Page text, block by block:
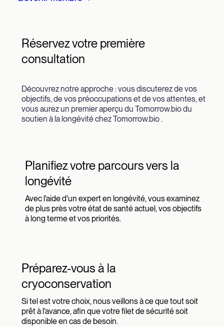
Réservez votre première
consultation
Découvrez notre approche : vous discuterez de vos
objectifs, de vos préoccupations et de vos attentes, et
vous aurez un premier aperçu du Tomorrow.bio du
soutien à la longévité chez Tomorrow.bio .
Planifiez votre parcours vers la
longévité
Avec l'aide d'un expert en longévité, vous examinez
de plus près votre état de santé actuel, vos objectifs
à long terme et vos priorités.
Préparez-vous à la
cryoconservation
Si tel est votre choix, nous veillons à ce que tout soit
prêt à l'avance, afin que votre filet de sécurité soit
disponible en cas de besoin.